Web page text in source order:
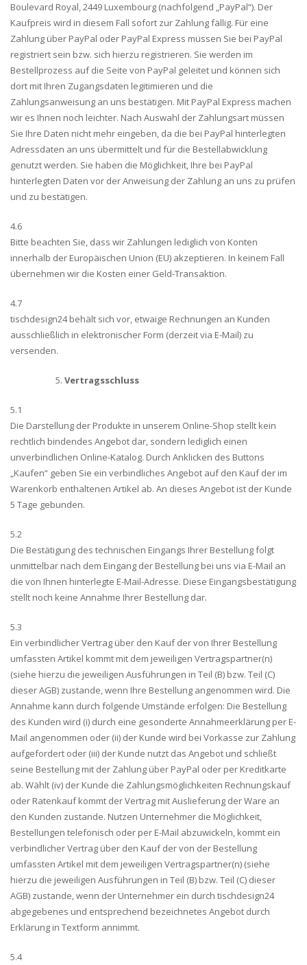
Boulevard Royal, 2449 Luxembourg (nachfolgend „PayPal“). Der
Kaufpreis wird in diesem Fall sofort zur Zahlung fällig. Für eine
Zahlung über PayPal oder PayPal Express müssen Sie bei PayPal
registriert sein bzw. sich hierzu registrieren. Sie werden im
Bestellprozess auf die Seite von PayPal geleitet und können sich
dort mit Ihren Zugangsdaten legitimieren und die
Zahlungsanweisung an uns bestätigen. Mit PayPal Express machen
wir es Ihnen noch leichter. Nach Auswahl der Zahlungsart müssen
Sie Ihre Daten nicht mehr eingeben, da die bei PayPal hinterlegten
Adressdaten an uns übermittelt und für die Bestellabwicklung
genutzt werden. Sie haben die Möglichkeit, Ihre bei PayPal
hinterlegten Daten vor der Anweisung der Zahlung an uns zu prüfen
und zu bestätigen.
4.6
Bitte beachten Sie, dass wir Zahlungen lediglich von Konten
innerhalb der Europäischen Union (EU) akzeptieren. In keinem Fall
übernehmen wir die Kosten einer Geld-Transaktion.
4.7
tischdesign24 behält sich vor, etwaige Rechnungen an Kunden
ausschließlich in elektronischer Form (derzeit via E-Mail) zu
versenden.
Vertragsschluss
5.1
Die Darstellung der Produkte in unserem Online-Shop stellt kein
rechtlich bindendes Angebot dar, sondern lediglich einen
unverbindlichen Online-Katalog. Durch Anklicken des Buttons
„Kaufen“ geben Sie ein verbindliches Angebot auf den Kauf der im
Warenkorb enthaltenen Artikel ab. An dieses Angebot ist der Kunde
5 Tage gebunden.
5.2
Die Bestätigung des technischen Eingangs Ihrer Bestellung folgt
unmittelbar nach dem Eingang der Bestellung bei uns via E-Mail an
die von Ihnen hinterlegte E-Mail-Adresse. Diese Eingangsbestätigung
stellt noch keine Annahme Ihrer Bestellung dar.
5.3
Ein verbindlicher Vertrag über den Kauf der von Ihrer Bestellung
umfassten Artikel kommt mit dem jeweiligen Vertragspartner(n)
(siehe hierzu die jeweiligen Ausführungen in Teil (B) bzw. Teil (C)
dieser AGB) zustande, wenn Ihre Bestellung angenommen wird. Die
Annahme kann durch folgende Umstände erfolgen: Die Bestellung
des Kunden wird (i) durch eine gesonderte Annahmeerklärung per E-
Mail angenommen oder (ii) der Kunde wird bei Vorkasse zur Zahlung
aufgefordert oder (iii) der Kunde nutzt das Angebot und schließt
seine Bestellung mit der Zahlung über PayPal oder per Kreditkarte
ab. Wählt (iv) der Kunde die Zahlungsmöglichkeiten Rechnungskauf
oder Ratenkauf kommt der Vertrag mit Auslieferung der Ware an
den Kunden zustande. Nutzen Unternehmer die Möglichkeit,
Bestellungen telefonisch oder per E-Mail abzuwickeln, kommt ein
verbindlicher Vertrag über den Kauf der von der Bestellung
umfassten Artikel mit dem jeweiligen Vertragspartner(n) (siehe
hierzu die jeweiligen Ausführungen in Teil (B) bzw. Teil (C) dieser
AGB) zustande, wenn der Unternehmer ein durch tischdesign24
abgegebenes und entsprechend bezeichnetes Angebot durch
Erklärung in Textform annimmt.
5.4